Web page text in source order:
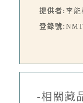
提供者: 李能
登錄號:
-相關藏